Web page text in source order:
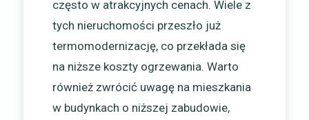
często w atrakcyjnych cenach. Wiele z
tych nieruchomości przeszło już
termomodernizację, co przekłada się
na niższe koszty ogrzewania. Warto
również zwrócić uwagę na mieszkania
w budynkach o niższej zabudowie,